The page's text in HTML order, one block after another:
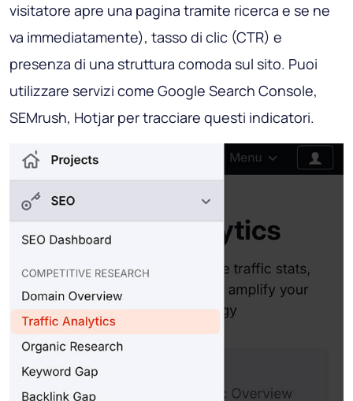
visitatore apre una pagina tramite ricerca e se ne
va immediatamente), tasso di clic (CTR) e
presenza di una struttura comoda sul sito. Puoi
utilizzare servizi come Google Search Console,
SEMrush, Hotjar per tracciare questi indicatori.